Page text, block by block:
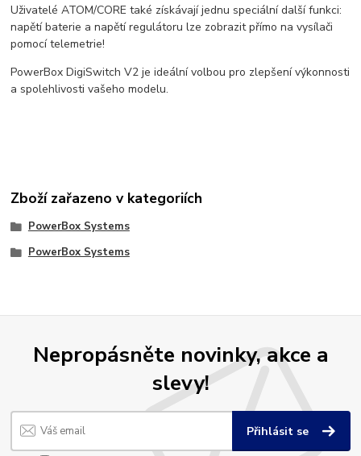
Uživatelé ATOM/CORE také získávají jednu speciální další funkci:
napětí baterie a napětí regulátoru lze zobrazit přímo na vysílači
pomocí telemetrie!
PowerBox DigiSwitch V2 je ideální volbou pro zlepšení výkonnosti
a spolehlivosti vašeho modelu.
Zboží zařazeno v kategoriích
PowerBox Systems
PowerBox Systems
Nepropásněte novinky, akce a
slevy!
Přihlásit se